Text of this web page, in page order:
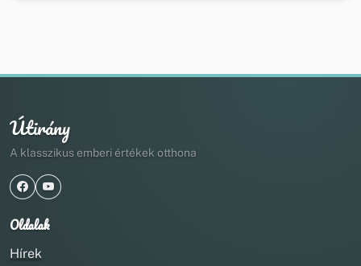
Útirány
A klasszikus emberi értékek otthona
Oldalak
Hírek